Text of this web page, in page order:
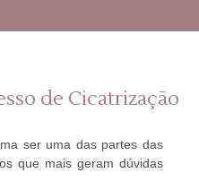
de Cicatrização
ser uma das partes das
que mais geram dúvidas